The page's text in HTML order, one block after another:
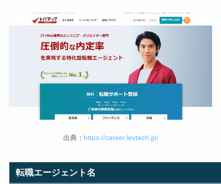
出典： https://career.levtech.jp/
転職エージェント名